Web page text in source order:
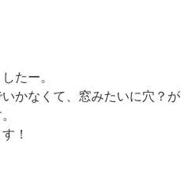
たー。
かなくて、窓みたいに穴？が
！